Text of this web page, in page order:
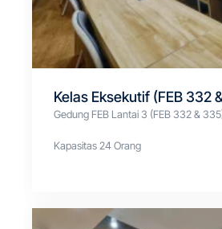
Kelas Eksekutif (FEB 332
Gedung FEB Lantai 3 (FEB 332 &
Kapasitas 24 Orang